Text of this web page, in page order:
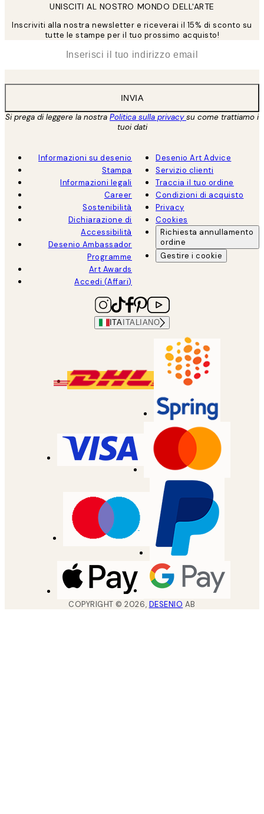
UNISCITI AL NOSTRO MONDO DELL'ARTE
Inscriviti alla nostra newsletter e riceverai il 15% di sconto su
tutte le stampe per il tuo prossimo acquisto!
INVIA
Si prega di leggere la nostra Politica sulla privacysu come trattiamo i
tuoi dati
Informazioni su desenio
Stampa
Informazioni legali
Career
Sostenibilità
Dichiarazione di
Accessibilità
Desenio Ambassador
Programme
Art Awards
Accedi (Affari)
Desenio Art Advice
Servizio clienti
Traccia il tuo ordine
Condizioni di acquisto
Privacy
Cookies
Richiesta annullamento
ordine
Gestire i cookie
ITA ITALIANO
COPYRIGHT ©2026, DESENIO AB